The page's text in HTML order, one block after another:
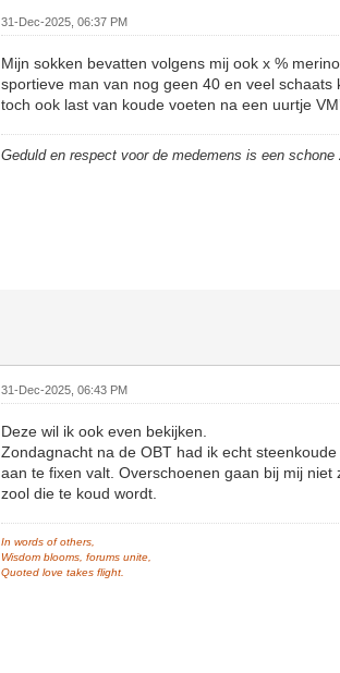
31-Dec-2025, 06:37 PM
Mijn sokken bevatten volgens mij ook x %
sportieve man van nog geen 40 en veel schaats
toch ook last van koude voeten na een uurtje
Geduld en respect voor de medemens is een schone
31-Dec-2025, 06:43 PM
Deze wil ik ook even bekijken.
Zondagnacht na de OBT had ik echt
aan te fixen valt. Overschoenen gaan bij mij
zool die te koud wordt.
In words of others,
Wisdom blooms, forums unite,
Quoted love takes flight.